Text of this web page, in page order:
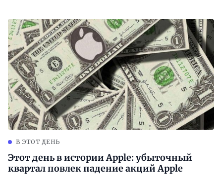
В ЭТОТ ДЕНЬ
Этот день в истории Apple: убыточный
квартал повлек падение акций Apple